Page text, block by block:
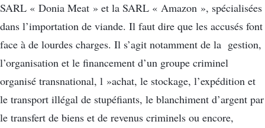
SARL « Donia Meat » et la SARL « Amazon », spécialisées
dans l’importation de viande. Il faut dire que les accusés font
face à de lourdes charges. Il s’agit notamment de la gestion,
l’organisation et le financement d’un groupe criminel
organisé transnational, l »achat, le stockage, l’expédition et
le transport illégal de stupéfiants, le blanchiment d’argent par
le transfert de biens et de revenus criminels ou encore,